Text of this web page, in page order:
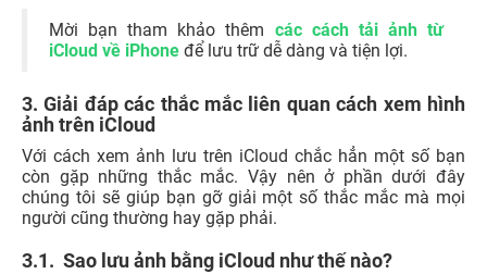
Mời bạn tham khảo thêm các cách tải ảnh từ
iCloud về iPhone để lưu trữ dễ dàng và tiện lợi.
3. Giải đáp các thắc mắc liên quan cách xem hình
ảnh trên iCloud
Với cách xem ảnh lưu trên iCloud chắc hẳn một số bạn
còn gặp những thắc mắc. Vậy nên ở phần dưới đây
chúng tôi sẽ giúp bạn gỡ giải một số thắc mắc mà mọi
người cũng thường hay gặp phải.
3.1. Sao lưu ảnh bằng iCloud như thế nào?